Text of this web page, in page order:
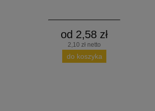
od 2,58 zł
2,10 zł netto
do koszyka